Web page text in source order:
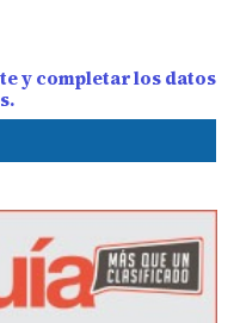
y completar los datos